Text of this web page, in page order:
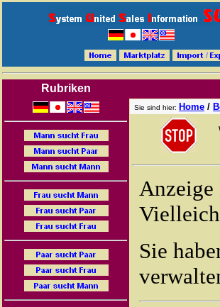
Rubriken
Sie sind hier: Home /
Anzeige
Sie